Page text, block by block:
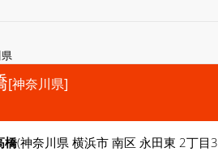
[神奈川県]
橋(神奈川県 横浜市 南区 永田東 2丁目